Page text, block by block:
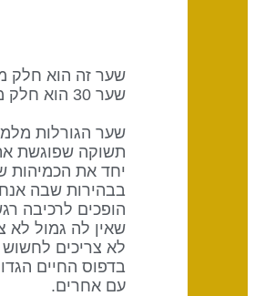
שער 30 הוא חלק ממעגל החישה הקולקטיבית (מופשט) עם מילת המפתח "שיתוף".
שער הגורלות
תשוקה שפוגשת
יחד את הכמיהות
בבהירות שבה
הופכים לרכיבה
שאין לה גמול לא
בדפוס החיים
עם אחרים.